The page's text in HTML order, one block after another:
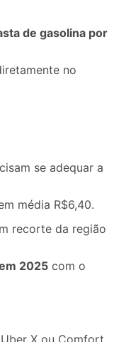
de gasolina por
no
se adequar a
média R$6,40.
recorte da região
2025 com o
Uber X ou Comfort